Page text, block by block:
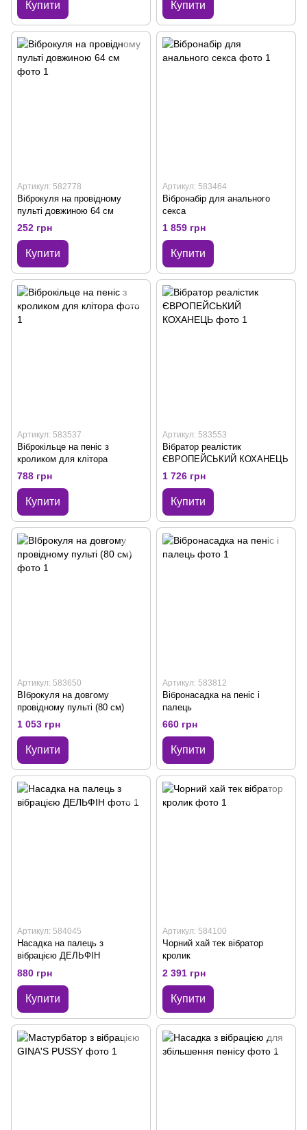
Купити Купити
Артикул: 582778
Віброкуля на провідному
пульті довжиною 64 см
252 грн
Купити
Артикул: 583464
Вібронабір для анального
секса
1 859 грн
Купити
Артикул: 583537
Віброкільце на пеніс з
кроликом для клітора
788 грн
Купити
Артикул: 583553
Вібратор реалістик
ЄВРОПЕЙСЬКИЙ КОХАНЕЦЬ
1 726 грн
Купити
Артикул: 583650
ВІброкуля на довгому
провідному пульті (80 см)
1 053 грн
Купити
Артикул: 583812
Вібронасадка на пеніс і
палець
660 грн
Купити
Артикул: 584045
Насадка на палець з
вібрацією ДЕЛЬФІН
880 грн
Купити
Артикул: 584100
Чорний хай тек вібратор
кролик
2 391 грн
Купити